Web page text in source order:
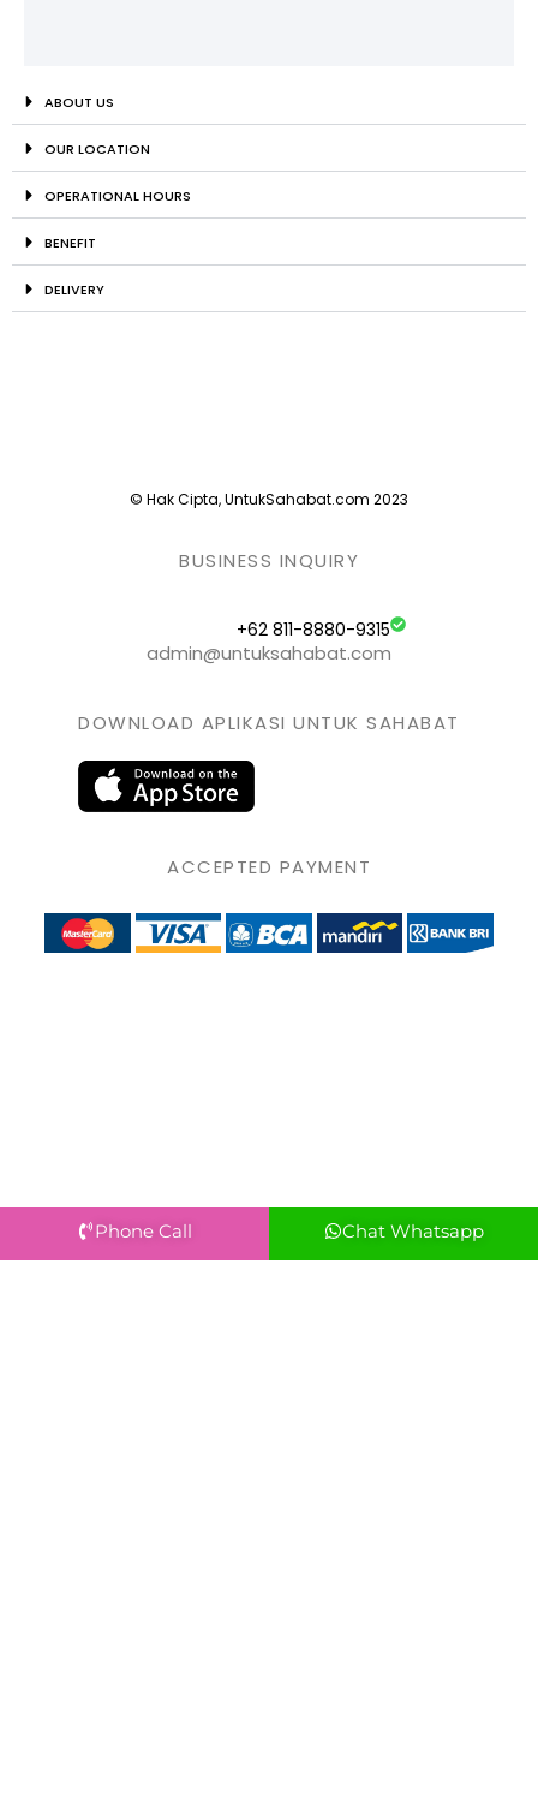
ABOUT US
OUR LOCATION
OPERATIONAL HOURS
BENEFIT
DELIVERY
© Hak Cipta, UntukSahabat.com 2023
BUSINESS INQUIRY
+62 811-8880-9315
admin@untuksahabat.com
DOWNLOAD APLIKASI UNTUK SAHABAT
ACCEPTED PAYMENT
Phone Call Chat Whatsapp